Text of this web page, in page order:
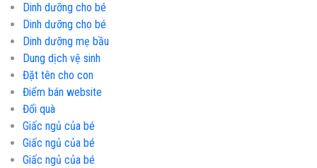
Dinh dưỡng cho bé
Dinh dưỡng cho bé
Dinh dưỡng mẹ bầu
Dung dịch vệ sinh
Đặt tên cho con
Điểm bán website
Đổi quà
Giấc ngủ của bé
Giấc ngủ của bé
Giấc ngủ của bé